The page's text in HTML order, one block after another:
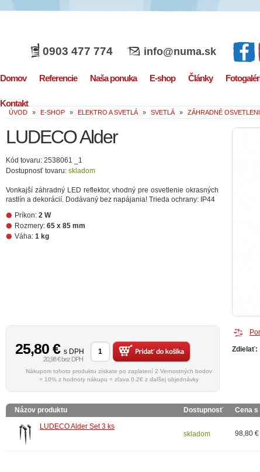
0903 477 774 info@numa.sk
Domov Referencie Naša ponuka E-shop Články
Kontakt
ÚVOD » E-SHOP » ELEKTRO A SVETLÁ » SVETLÁ » ZÁHRADNÉ
LUDECO Alder
Kód tovaru: 2538061 _1
Dostupnosť tovaru: skladom
Vonkajší záhradný LED reflektor, vhodný pre osvetlenie okrasných
rastlín a dekorácií. Dodávaný bez napájania! Trieda ochrany: IP44
Príkon: 2 W
Rozmery: 65 x 85 mm
Váha: 1 kg
25,80 € s DPH
20,98 € bez DPH
Nákupom tohoto produktu získate po zaplatení 2 Vernostných bodov
= 10% z hodnoty nákupu = zľava 0.2€ z ďaľšej objednávky
Zdielať:
Názov produktu Dostupnosť Cena s
LUDECO Alder Set 3 ks
skladom
98,80 €